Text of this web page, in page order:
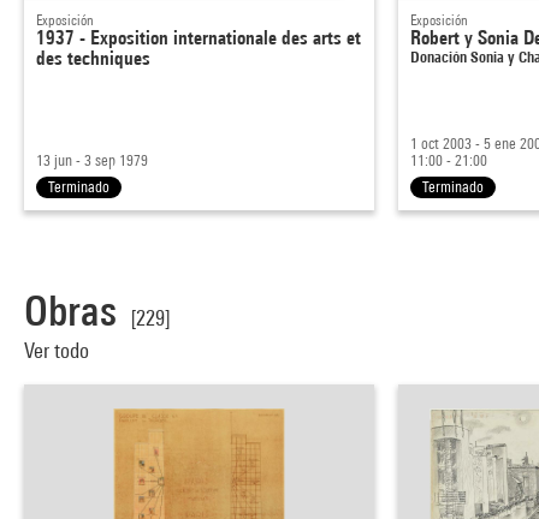
Exposición
1937 - Exposition internationale des arts et
des techniques
13 jun - 3 sep 1979
Terminado
Exposición
Robert y Sonia
Donación Sonia y
1 oct 2003 - 5 ene
11:00 - 21:00
Terminado
Obras
[229]
Ver todo